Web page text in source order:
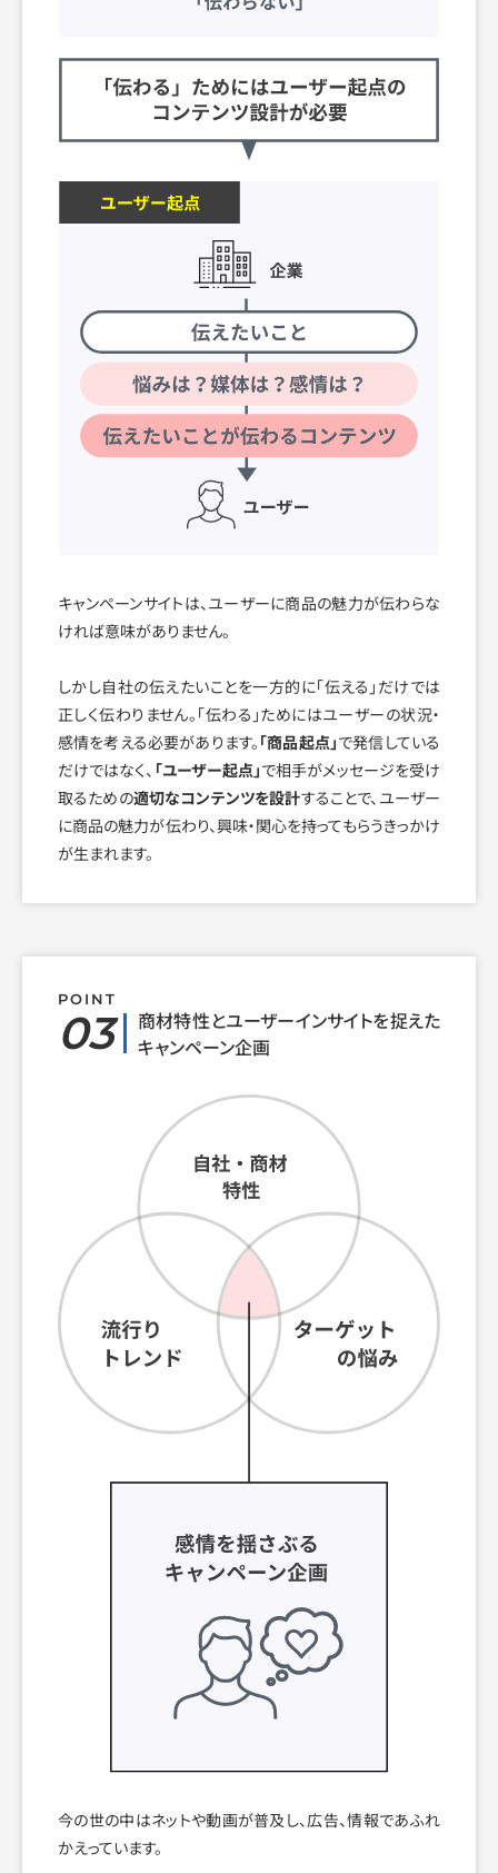
キャンペーンサイトは、ユーザーに商品の魅力が伝わらな
ければ意味がありません。
しかし自社の伝えたいことを一方的に「伝える」だけでは
正しく伝わりません。「伝わる」ためにはユーザーの状況・
感情を考える必要があります。 「商品起点」で発信している
だけではなく、 「ユーザー起点」で相手がメッセージを受け
取るための適切なコンテンツを設計することで、ユーザー
に商品の魅力が伝わり、興味・関心を持ってもらうきっかけ
が生まれます。
POINT
03
商材特性とユーザーインサイトを捉えた
キャンペーン企画
今の世の中はネットや動画が普及し、広告、情報であふれ
かえっています。